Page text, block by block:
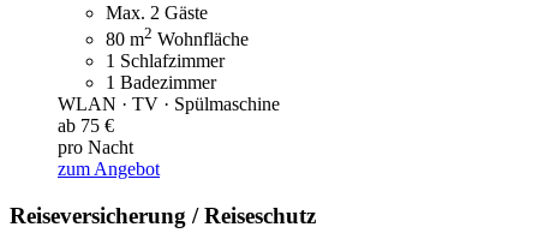
Max. 2 Gäste
80 m2 Wohnfläche
1 Schlafzimmer
1 Badezimmer
WLAN · TV · Spülmaschine
ab 75 €
pro Nacht
zum Angebot
Reiseversicherung / Reiseschutz